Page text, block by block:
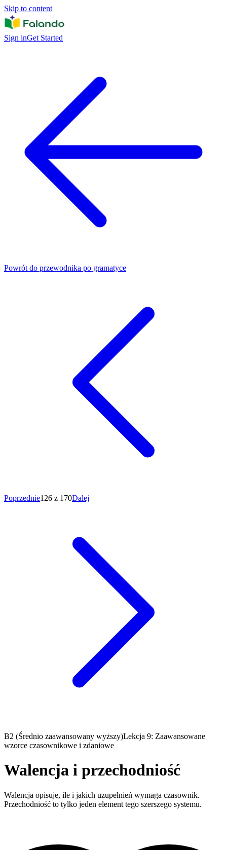
Skip to content
Sign inGet Started
Powrót do przewodnika po gramatyce
Poprzednie126 z 170Dalej
B2 (Średnio zaawansowany wyższy)Lekcja 9: Zaawansowane
wzorce czasownikowe i zdaniowe
Walencja i przechodniość
Walencja opisuje, ile i jakich uzupełnień wymaga czasownik.
Przechodniość to tylko jeden element tego szerszego systemu.